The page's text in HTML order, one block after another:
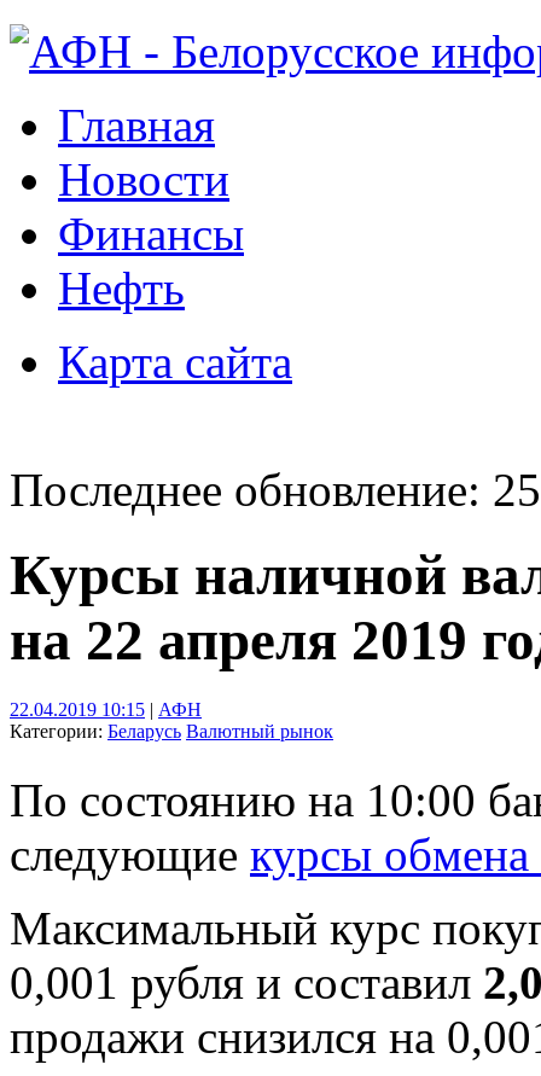
Главная
Новости
Финансы
Нефть
Карта сайта
Последнее обновление:
Курсы наличной
на 22 апреля 2019
22.04.2019 10:15 | АФН
Категории: Беларусь Валютный рынок
По состоянию на 10:00
следующие курсы обмена
Максимальный курс
0,001 рубля и составил
продажи снизился на